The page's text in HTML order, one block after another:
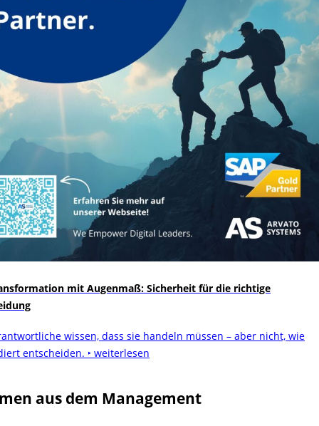
mit Augenmaß: Sicherheit für die richtige
wissen, dass sie handeln müssen – aber nicht, wie
entscheiden. ‣ weiterlesen
aus dem Management